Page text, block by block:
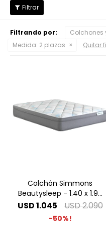
Filtrando por: Colchones
Medida: 2 plazas Quitar
Colchón Simmons
Beautysleep - 1.40 x 1.90
2 Plazas
USD1.045 USD2.090
50